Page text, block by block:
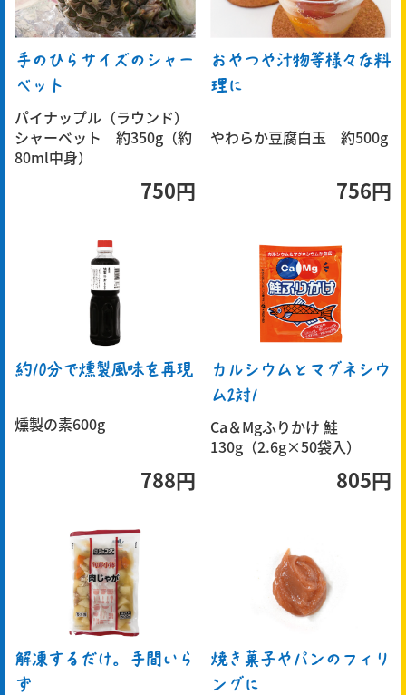
パイナップル（ラウンド）
シャーベット 約350g（約
80ml中身）
手のひらサイズのシャー
ベット
750円
やわらか豆腐白玉 約500g
おやつや汁物等様々な料
理に
756円
燻製の素600g
約10分で燻製風味を再現
788円
Ca＆Mgふりかけ 鮭
130g（2.6g×50袋入）
カルシウムとマグネシウ
ム2対1
805円
解凍するだけ。手間いら
ず
焼き菓子やパンのフィリ
ングに